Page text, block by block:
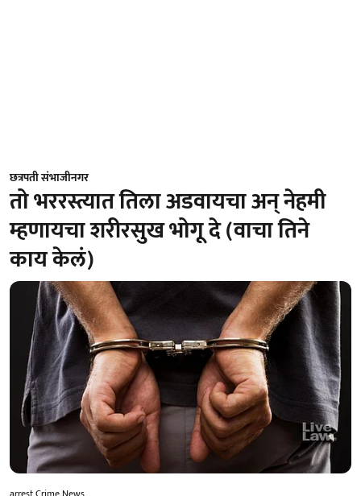
छत्रपती संभाजीनगर
तो भररस्त्यात तिला अडवायचा अन्‌ नेहमी
म्हणायचा शरीरसुख भोगू दे (वाचा तिने
काय केलं)